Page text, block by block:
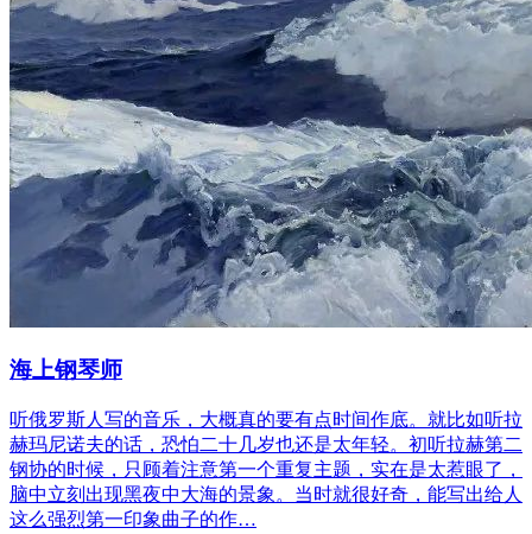
海上钢琴师
听俄罗斯人写的音乐，大概真的要有点时间作底。就比如听拉
赫玛尼诺夫的话，恐怕二十几岁也还是太年轻。初听拉赫第二
钢协的时候，只顾着注意第一个重复主题，实在是太惹眼了，
脑中立刻出现黑夜中大海的景象。当时就很好奇，能写出给人
这么强烈第一印象曲子的作…